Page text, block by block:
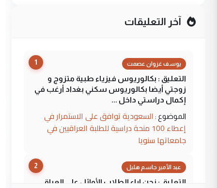
آخر التعليقات
1 يوسف غزوان عصمت
التعليق : بكالوريوس فيزياء طبية متزوج و
زوجتي أيضا بكالوريوس سكني بغداد أرغب في
إكمال دراستي داخل ...
الموضوع : السعودية توافق على الاستمرار في
إعطاء 100 منحة دراسية للطلبة العراقيين في
جامعاتها سنويا
2 عبد الأمير جاسم هليل
التعليق : نحن اباء الطلاب الأوائل على العراق